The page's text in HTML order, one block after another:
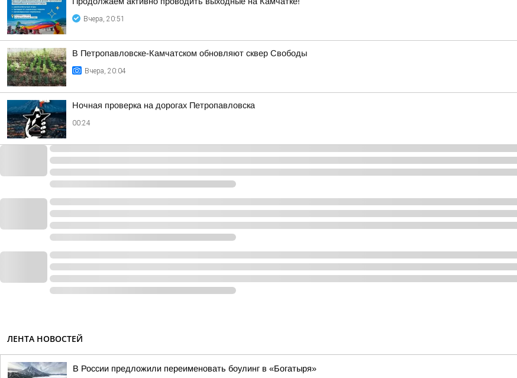
Вчера, 20:51
В Петропавловске-Камчатском обновляют сквер Свободы
Вчера, 20:04
Ночная проверка на дорогах Петропавловска
00:24
ЛЕНТА НОВОСТЕЙ
В России предложили переименовать боулинг в «Богатыря»